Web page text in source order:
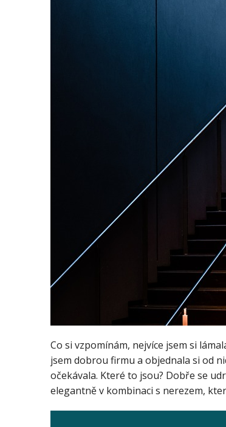
Co si vzpomínám, nejvíce jsem si
jsem dobrou firmu a objednala si od
očekávala. Které to jsou? Dobře se
elegantně v kombinaci s nerezem,